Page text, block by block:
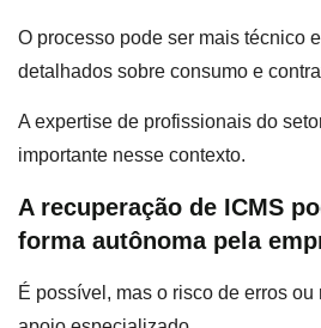
O processo pode ser mais técnico
detalhados sobre consumo e
A expertise de profissionais do
importante nesse contexto.
A recuperação de ICMS
forma autônoma pela
É possível, mas o risco de erros